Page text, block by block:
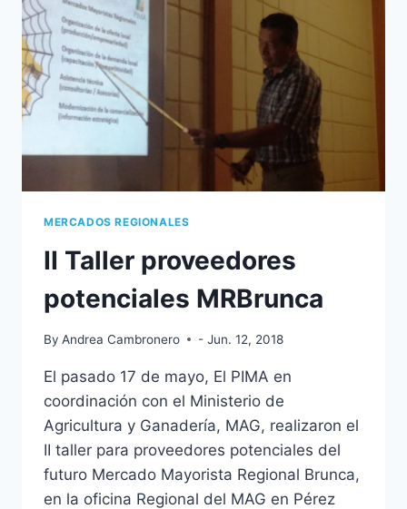
DEL
PAÍS
MERCADOS REGIONALES
II Taller proveedores
potenciales MRBrunca
By Andrea Cambronero - Jun. 12, 2018
El pasado 17 de mayo, El PIMA en
coordinación con el Ministerio de
Agricultura y Ganadería, MAG, realizaron el
II taller para proveedores potenciales del
futuro Mercado Mayorista Regional Brunca,
en la oficina Regional del MAG en Pérez